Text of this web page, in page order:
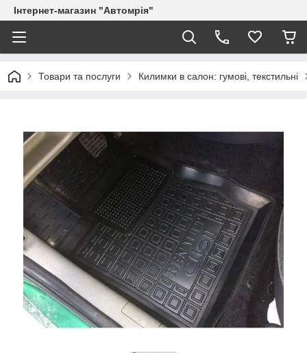
Інтернет-магазин "Автомрія"
Товари та послуги Килимки в салон: гумові, текстильні